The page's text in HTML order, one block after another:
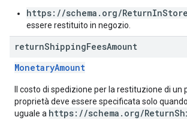
https://schema.org/ReturnInStore
essere restituito in negozio.
returnShippingFeesAmount
MonetaryAmount
Il costo di spedizione per la restituzione di un
proprietà deve essere specificata solo quando
uguale a https://schema.org/